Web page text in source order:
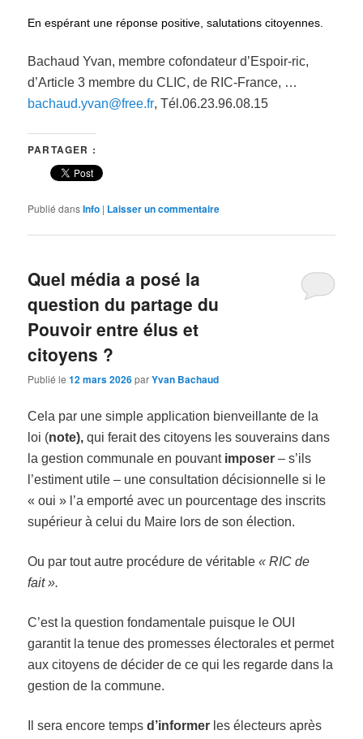
En espérant une réponse positive, salutations citoyennes.
Bachaud Yvan, membre cofondateur d’Espoir-ric,
d’Article 3 membre du CLIC, de RIC-France, …
bachaud.yvan@free.fr, Tél.06.23.96.08.15
PARTAGER :
Publié dansInfo | Laisser un commentaire
Quel média a posé la
question du partage du
Pouvoir entre élus et
citoyens ?
Publié le12 mars 2026parYvan Bachaud
Cela par une simple application bienveillante de la
loi (note), qui ferait des citoyens les souverains dans
la gestion communale en pouvantimposer – s’ils
l’estiment utile – une consultation décisionnelle si le
« oui » l’a emporté avec un pourcentage des inscrits
supérieur à celui du Maire lors de son élection.
Ou par tout autre procédure de véritable« RIC de
fait ».
C’est la question fondamentale puisque le OUI
garantit la tenue des promesses électorales et permet
aux citoyens de décider de ce qui les regarde dans la
gestion de la commune.
Il sera encore tempsd’informer les électeurs après